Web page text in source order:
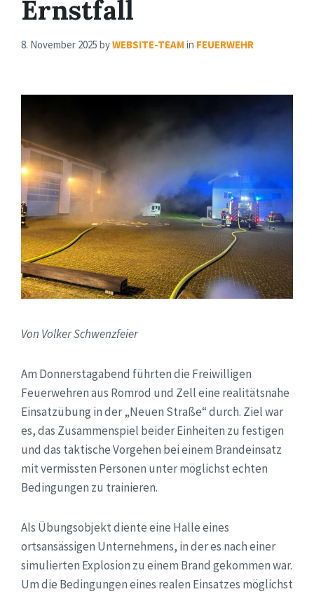
Ernstfall
8. November 2025 byWEBSITE-TEAMin FEUERWEHR
Von Volker Schwenzfeier
Am Donnerstagabend führten die Freiwilligen
Feuerwehren aus Romrod und Zell eine realitätsnahe
Einsatzübung in der „Neuen Straße“ durch. Ziel war
es, das Zusammenspiel beider Einheiten zu festigen
und das taktische Vorgehen bei einem Brandeinsatz
mit vermissten Personen unter möglichst echten
Bedingungen zu trainieren.
Als Übungsobjekt diente eine Halle eines
ortsansässigen Unternehmens, in der es nach einer
simulierten Explosion zu einem Brand gekommen war.
Um die Bedingungen eines realen Einsatzes möglichst